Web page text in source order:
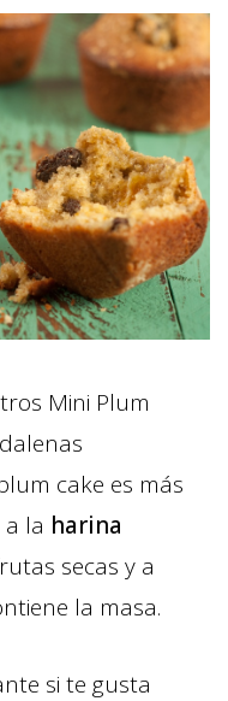
Mini Plum
cake es más
la harina
secas y a
la masa.
si te gusta